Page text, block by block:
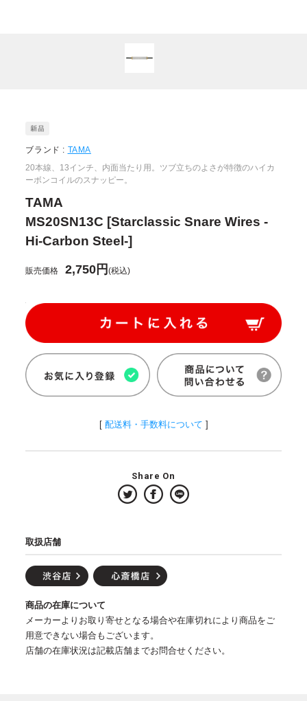
ブランド : TAMA
20本線、13インチ、内面当たり用。ツブ立ちのよさが特徴のハイカ
ーボンコイルのスナッピー。
TAMA
MS20SN13C [Starclassic Snare Wires -
Hi-Carbon Steel-]
販売価格 2,750円(税込)
[ 配送料・手数料について ]
Share On
取扱店舗
商品の在庫について
メーカーよりお取り寄せとなる場合や在庫切れにより商品をご
用意できない場合もございます。
店舗の在庫状況は記載店舗までお問合せください。